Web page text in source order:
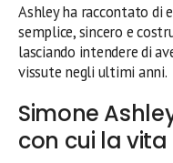
Ashley ha raccontato di
semplice, sincero e
lasciando intendere di
vissute negli ultimi anni.
Simone
con cui la